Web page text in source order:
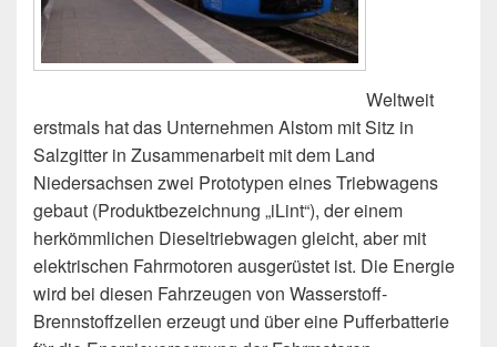
Weltweit
erstmals hat das Unternehmen Alstom mit Sitz in
Salzgitter in Zusammenarbeit mit dem Land
Niedersachsen zwei Prototypen eines Triebwagens
gebaut (Produktbezeichnung „iLint“), der einem
herkömmlichen Dieseltriebwagen gleicht, aber mit
elektrischen Fahrmotoren ausgerüstet ist. Die Energie
wird bei diesen Fahrzeugen von Wasserstoff-
Brennstoffzellen erzeugt und über eine Pufferbatterie